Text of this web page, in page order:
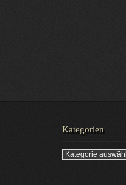
Kategorien
Kategorien